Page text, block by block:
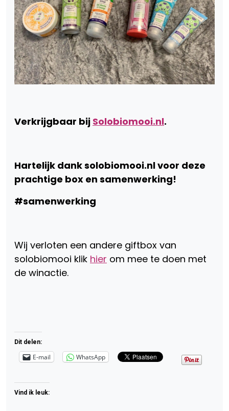
Verkrijgbaar bij Solobiomooi.nl.
Hartelijk dank solobiomooi.nl voor deze
prachtige box en samenwerking!
#samenwerking
Wij verloten een andere giftbox van
solobiomooi klik hier om mee te doen met
de winactie.
Dit delen:
E-mail WhatsApp
Vind ik leuk: